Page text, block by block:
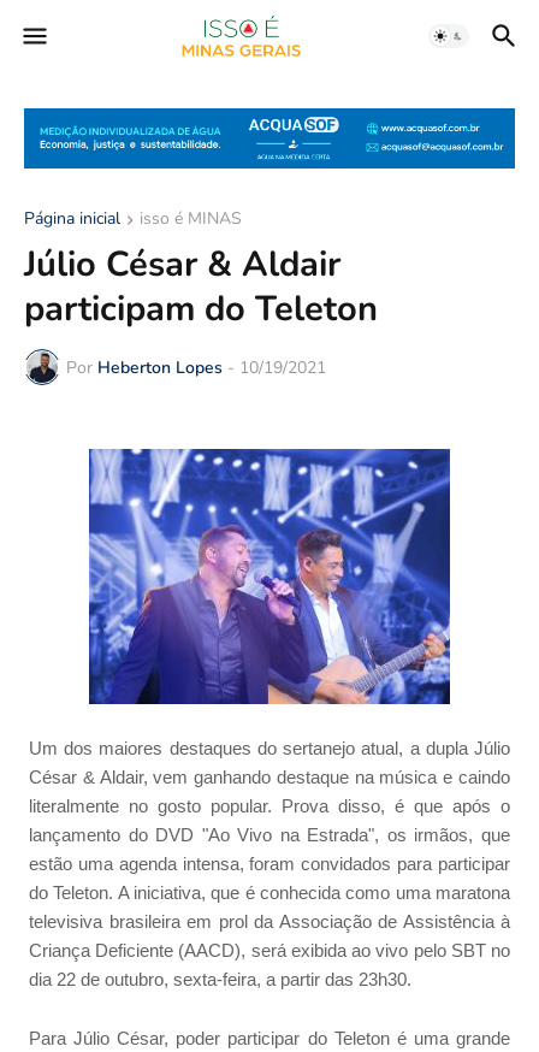
Página inicial isso é MINAS
Júlio César & Aldair
participam do Teleton
Por Heberton Lopes - 10/19/2021
Um dos maiores destaques do sertanejo atual, a dupla Júlio
César & Aldair, vem ganhando destaque na música e caindo
literalmente no gosto popular. Prova disso, é que após o
lançamento do DVD "Ao Vivo na Estrada", os irmãos, que
estão uma agenda intensa, foram convidados para participar
do Teleton. A iniciativa, que é conhecida como uma maratona
televisiva brasileira em prol da Associação de Assistência à
Criança Deficiente (AACD), será exibida ao vivo pelo SBT no
dia 22 de outubro, sexta-feira, a partir das 23h30.
Para Júlio César, poder participar do Teleton é uma grande